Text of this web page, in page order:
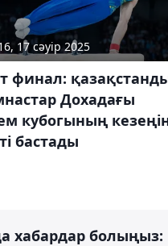
17 сәуір 2025
финал:
Дохадағы
кубогының
бастады
хабардар болыңыз: